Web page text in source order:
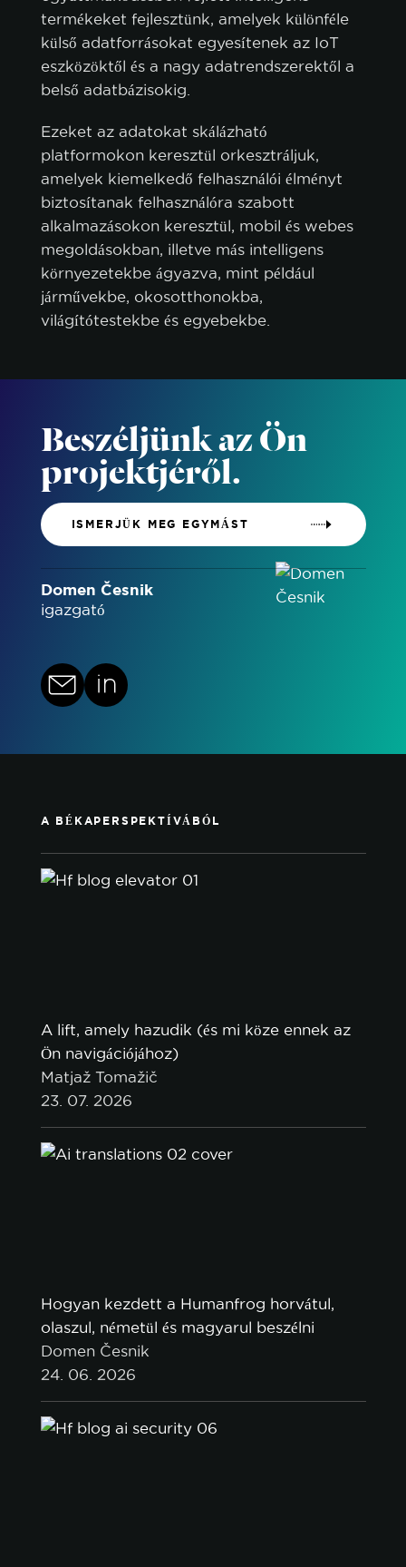
termékeket fejlesztünk, amelyek különféle
külső adatforrásokat egyesítenek az IoT
eszközöktől és a nagy adatrendszerektől a
belső adatbázisokig.
Ezeket az adatokat skálázható
platformokon keresztül orkesztráljuk,
amelyek kiemelkedő felhasználói élményt
biztosítanak felhasználóra szabott
alkalmazásokon keresztül, mobil és webes
megoldásokban, illetve más intelligens
környezetekbe ágyazva, mint például
járművekbe, okosotthonokba,
világítótestekbe és egyebekbe.
Beszéljünk az Ön
projektjéről.
ISMERJÜK MEG EGYMÁST
Domen Česnik
igazgató
A BÉKAPERSPEKTÍVÁBÓL
A lift, amely hazudik (és mi köze ennek az
Ön navigációjához)
Matjaž Tomažič
23. 07. 2026
Hogyan kezdett a Humanfrog horvátul,
olaszul, németül és magyarul beszélni
Domen Česnik
24. 06. 2026
sütikre vonatkozó szabályzatot.
TESTRESZABÁS